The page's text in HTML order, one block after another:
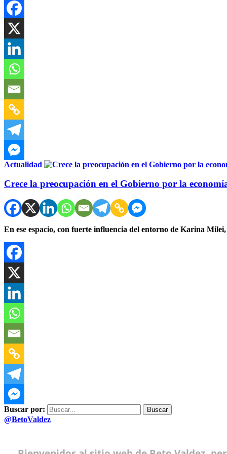
Actualidad
Crece la preocupación en el Gobierno por la
En ese espacio, con fuerte influencia del entorno de Karina
Buscar por:
@BetoValdez